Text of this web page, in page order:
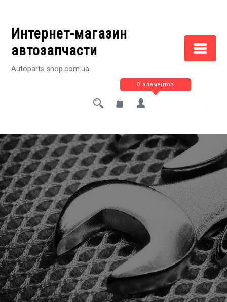
содержимому
Интернет-магазин
автозапчасти
Autoparts-shop.com.ua
0 элементов